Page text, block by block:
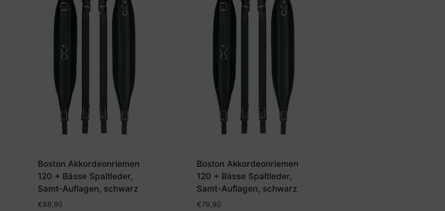
Boston Akkordeonriemen
120 + Bässe Spaltleder,
Samt-Auflagen, schwarz
€88,90
Boston Akkordeonriemen
120 + Bässe Spaltleder,
Samt-Auflagen, schwarz
€79,90